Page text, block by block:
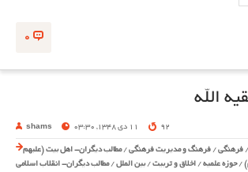
0
الله
shams 11 دی 1348, 03:30 92
/ فرهنگی / فرهنگ و مدیریت فرهنگی /مطالب دیگران- اهل بیت (علیهم
/حوزه علمیه / اخلاق و تربیت /بین الملل /مطالب دیگران- انقلاب اسلامی